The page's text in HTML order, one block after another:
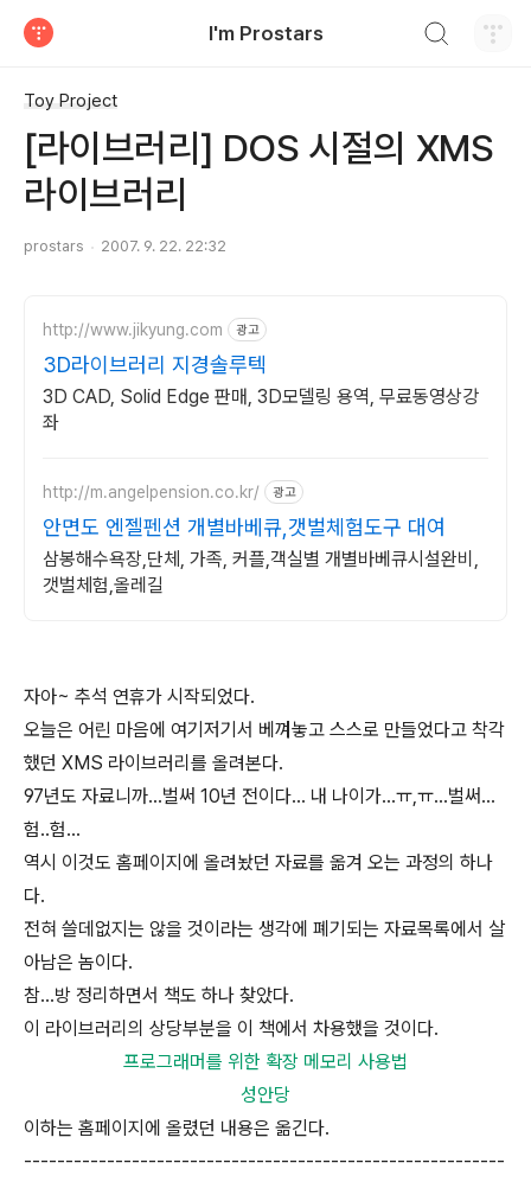
I'm Prostars
Toy Project
[라이브러리] DOS 시절의 XMS
라이브러리
prostars 2007. 9. 22. 22:32
http://www.jikyung.com 광고
3D라이브러리 지경솔루텍
3D CAD, Solid Edge 판매, 3D모델링 용역, 무료동영상강
좌
http://m.angelpension.co.kr/ 광고
안면도 엔젤펜션 개별바베큐,갯벌체험도구 대여
삼봉해수욕장,단체, 가족, 커플,객실별 개별바베큐시설완비,
갯벌체험,올레길
자아~ 추석 연휴가 시작되었다.
오늘은 어린 마음에 여기저기서 베껴놓고 스스로 만들었다고 착각
했던 XMS 라이브러리를 올려본다.
97년도 자료니까...벌써 10년 전이다... 내 나이가...ㅠ,ㅠ...벌써...
험..험...
역시 이것도 홈페이지에 올려놨던 자료를 옮겨 오는 과정의 하나
다.
전혀 쓸데없지는 않을 것이라는 생각에 폐기되는 자료목록에서 살
아남은 놈이다.
참...방 정리하면서 책도 하나 찾았다.
이 라이브러리의 상당부분을 이 책에서 차용했을 것이다.
프로그래머를 위한 확장 메모리 사용법
성안당
이하는 홈페이지에 올렸던 내용은 옮긴다.
----------------------------------------------------------